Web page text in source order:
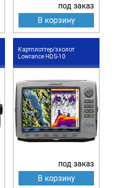
под заказ
В корзину
Картплоттер/эхолот
Lowrance HDS-10
под заказ
В корзину